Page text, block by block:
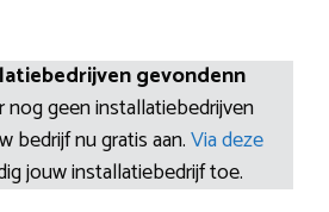
gevondenn
nog geen installatiebedrijven
bedrijf nu gratis aan.Via deze
jouw installatiebedrijf toe.